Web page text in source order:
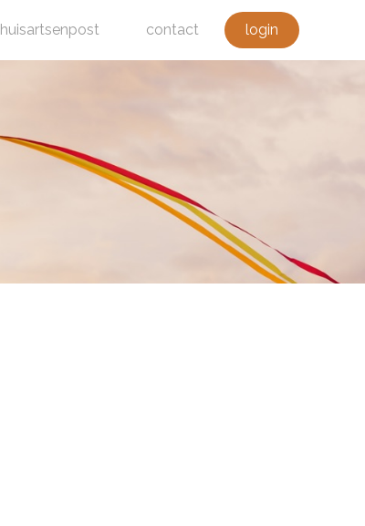
huisartsenpost contact login